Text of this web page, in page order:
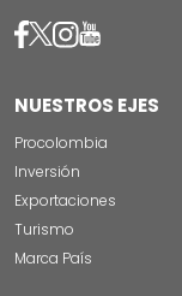
Image
Image
ImageImage
NUESTROS EJES
Procolombia
Inversión
Exportaciones
Turismo
Marca País